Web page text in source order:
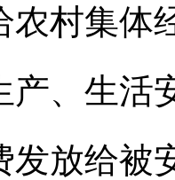
农村集体
产、生活
发放给被